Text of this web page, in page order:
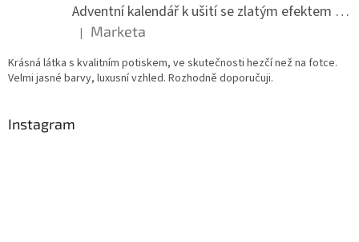
Adventní kalendář k ušití se zlatým efektem 042Q
Hodnocení produktu je 5 z 5 hvězdiček.
| Marketa
Krásná látka s kvalitním potiskem, ve skutečnosti hezčí než na fotce.
Velmi jasné barvy, luxusní vzhled. Rozhodně doporučuji.
Instagram